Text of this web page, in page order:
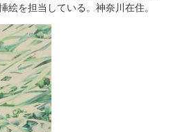
絵を担当している。神奈川在住。